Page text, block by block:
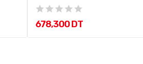
678,300 DT